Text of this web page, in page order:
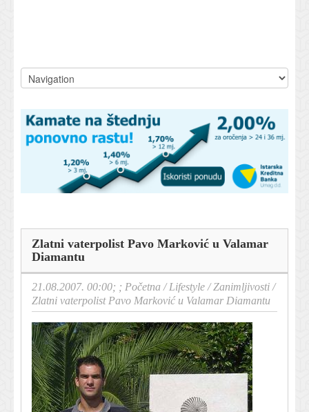
Zlatni vaterpolist Pavo Marković u Valamar
Diamantu
21.08.2007. 00:00; ; Početna /Lifestyle /Zanimljivosti /
Zlatni vaterpolist Pavo Marković u Valamar Diamantu